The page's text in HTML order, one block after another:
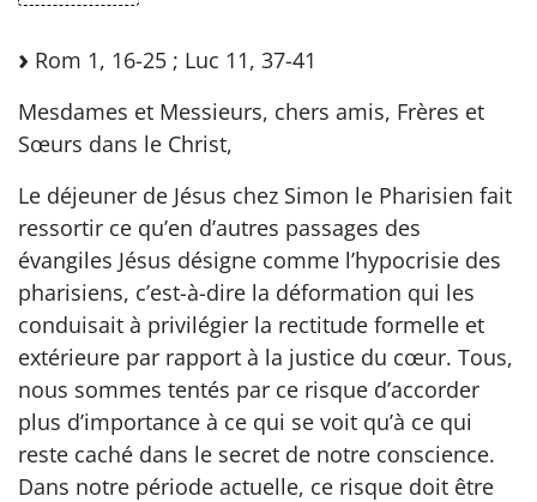
Rom 1, 16-25 ; Luc 11, 37-41
Mesdames et Messieurs, chers amis, Frères et
Sœurs dans le Christ,
Le déjeuner de Jésus chez Simon le Pharisien fait
ressortir ce qu’en d’autres passages des
évangiles Jésus désigne comme l’hypocrisie des
pharisiens, c’est-à-dire la déformation qui les
conduisait à privilégier la rectitude formelle et
extérieure par rapport à la justice du cœur. Tous,
nous sommes tentés par ce risque d’accorder
plus d’importance à ce qui se voit qu’à ce qui
reste caché dans le secret de notre conscience.
Dans notre période actuelle, ce risque doit être